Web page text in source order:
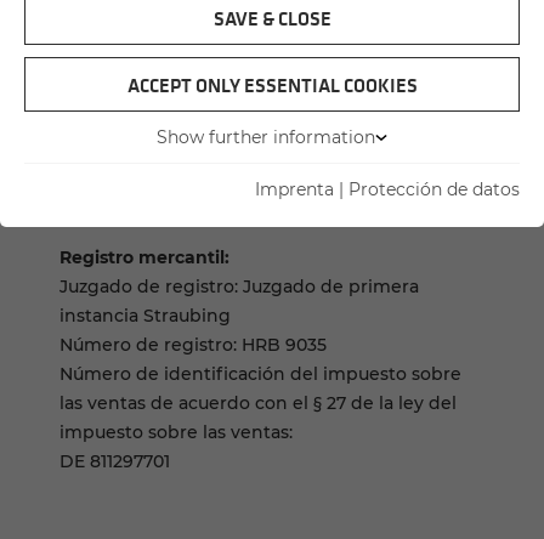
Tel. +49 (0)9421-540-0
Director General:
Walter Sennebogen Dr. Andreas
Anton Sennebogen Alfred Endl
Registro mercantil:
Juzgado de registro: Juzgado de primera
instancia Straubing
Número de registro: HRB 9035
Número de identificación del impuesto sobre
las ventas de acuerdo con el § 27 de la ley del
impuesto sobre las ventas:
DE 811297701
SAVE & CLOSE
ACCEPT ONLY ESSENTIAL COOKIES
Show further information
Imprenta | Protección de datos